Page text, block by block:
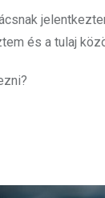
és a tulaj